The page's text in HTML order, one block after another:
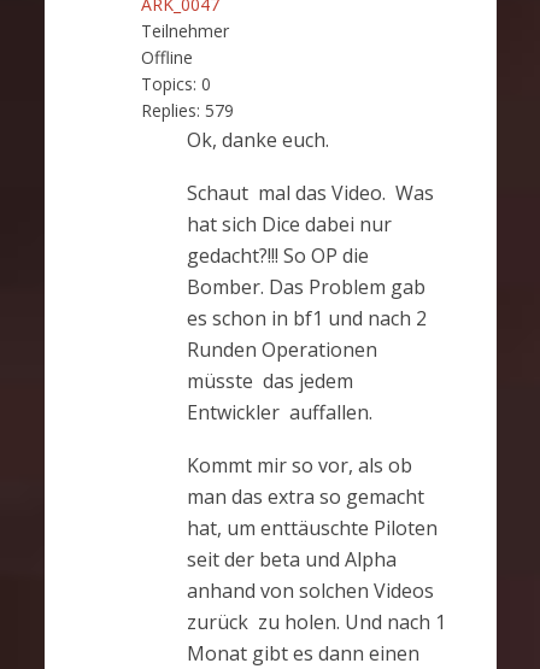
Teilnehmer
Offline
Topics: 0
Replies: 579
Ok, danke euch.
Schaut mal das Video. Was
hat sich Dice dabei nur
gedacht?!!! So OP die
Bomber. Das Problem gab
es schon in bf1 und nach 2
Runden Operationen
müsste das jedem
Entwickler auffallen.
Kommt mir so vor, als ob
man das extra so gemacht
hat, um enttäuschte Piloten
seit der beta und Alpha
anhand von solchen Videos
zurück zu holen. Und nach 1
Monat gibt es dann einen